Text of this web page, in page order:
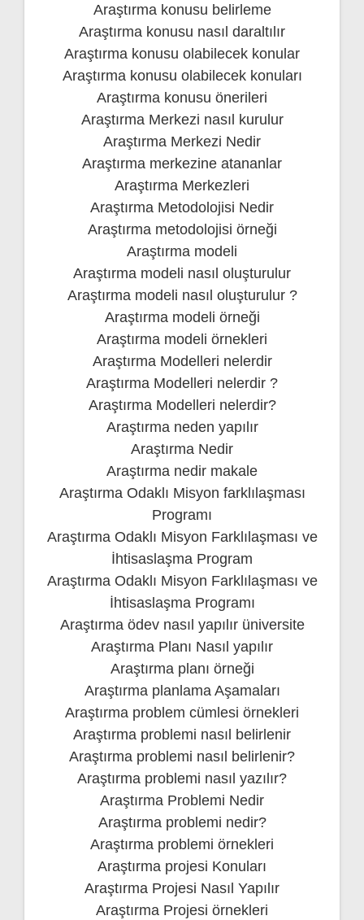
Araştırma konusu belirleme
Araştırma konusu nasıl daraltılır
Araştırma konusu olabilecek konular
Araştırma konusu olabilecek konuları
Araştırma konusu önerileri
Araştırma Merkezi nasıl kurulur
Araştırma Merkezi Nedir
Araştırma merkezine atananlar
Araştırma Merkezleri
Araştırma Metodolojisi Nedir
Araştırma metodolojisi örneği
Araştırma modeli
Araştırma modeli nasıl oluşturulur
Araştırma modeli nasıl oluşturulur ?
Araştırma modeli örneği
Araştırma modeli örnekleri
Araştırma Modelleri nelerdir
Araştırma Modelleri nelerdir ?
Araştırma Modelleri nelerdir?
Araştırma neden yapılır
Araştırma Nedir
Araştırma nedir makale
Araştırma Odaklı Misyon farklılaşması
Programı
Araştırma Odaklı Misyon Farklılaşması ve
İhtisaslaşma Program
Araştırma Odaklı Misyon Farklılaşması ve
İhtisaslaşma Programı
Araştırma ödev nasıl yapılır üniversite
Araştırma Planı Nasıl yapılır
Araştırma planı örneği
Araştırma planlama Aşamaları
Araştırma problem cümlesi örnekleri
Araştırma problemi nasıl belirlenir
Araştırma problemi nasıl belirlenir?
Araştırma problemi nasıl yazılır?
Araştırma Problemi Nedir
Araştırma problemi nedir?
Araştırma problemi örnekleri
Araştırma projesi Konuları
Araştırma Projesi Nasıl Yapılır
Araştırma Projesi örnekleri